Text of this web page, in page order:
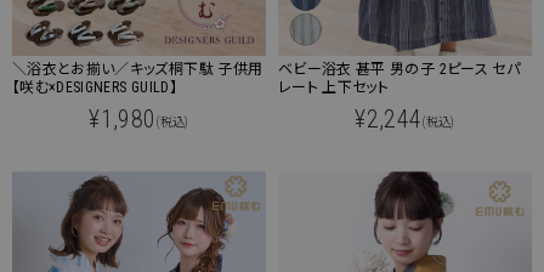
＼浴衣とお揃い／キッズ桐下駄 子供用
【咲む×DESIGNERS GUILD】
¥1,980 (税込)
ベビー浴衣 甚平 男の子 2ピース セパ
レート 上下セット
¥2,244 (税込)